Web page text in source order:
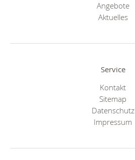
Angebote
Aktuelles
Service
Kontakt
Sitemap
Datenschutz
Impressum